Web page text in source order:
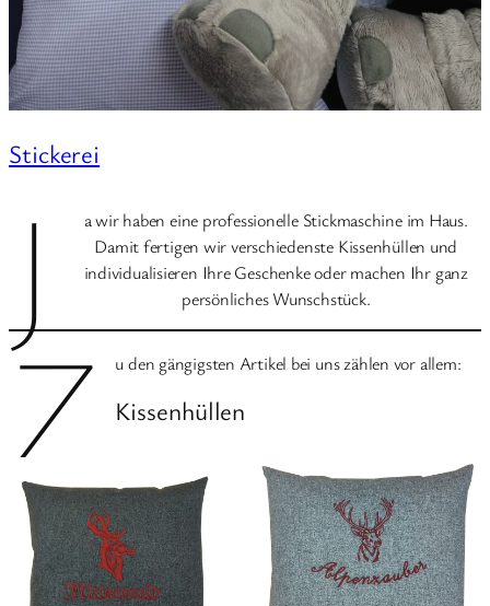
Stickerei
J
a wir haben eine professionelle Stickmaschine im Haus.
Damit fertigen wir verschiedenste Kissenhüllen und
individualisieren Ihre Geschenke oder machen Ihr ganz
persönliches Wunschstück.
Z u den gängigsten Artikel bei uns zählen vor allem:
Kissenhüllen